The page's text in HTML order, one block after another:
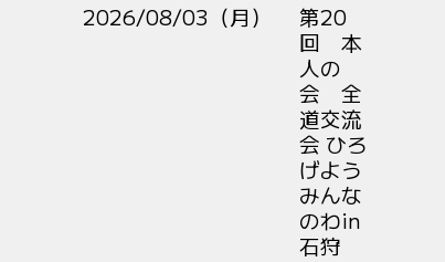
2026/08/03（月）
第20
回 本
人の
会 全
道交流
会 ひろ
げよう
みんな
のわin
石狩